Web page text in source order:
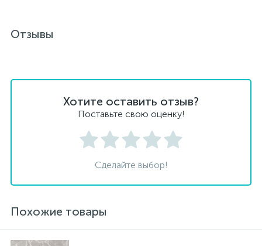
Отзывы
Хотите оставить отзыв?
Поставьте свою оценку!
Сделайте выбор!
Похожие товары